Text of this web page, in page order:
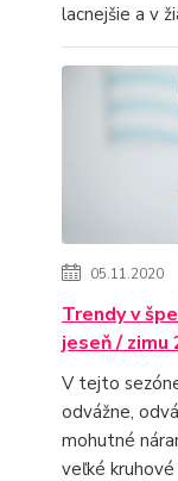
lacnejšie a v
05.11.2020
Trendy v
jeseň / zimu
V tejto
odvážne,
mohutné
veľké kruhové